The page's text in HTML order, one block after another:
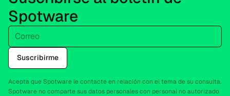
Spotware
Correo
Suscribirme
Acepta que Spotware le contacte en relación con el tema de su consulta.
Spotware no comparte sus datos personales con personal no autorizado